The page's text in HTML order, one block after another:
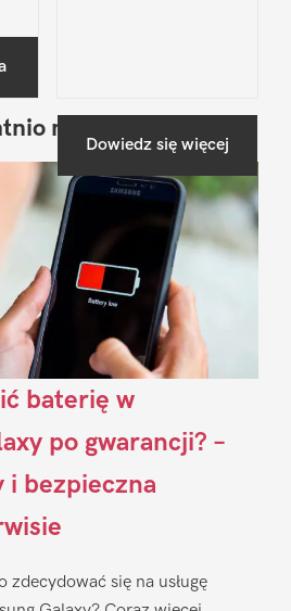
Dowiedz się więcej
na blogu
baterię w
po gwarancji? –
i bezpieczna
się na usługę